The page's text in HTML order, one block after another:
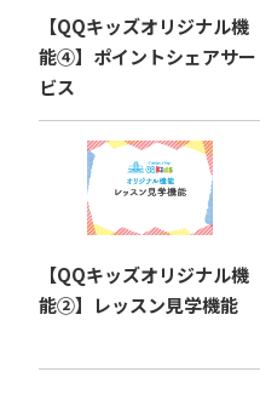
【QQキッズオリジナル機
能④】ポイントシェアサー
ビス
【QQキッズオリジナル機
能②】レッスン見学機能